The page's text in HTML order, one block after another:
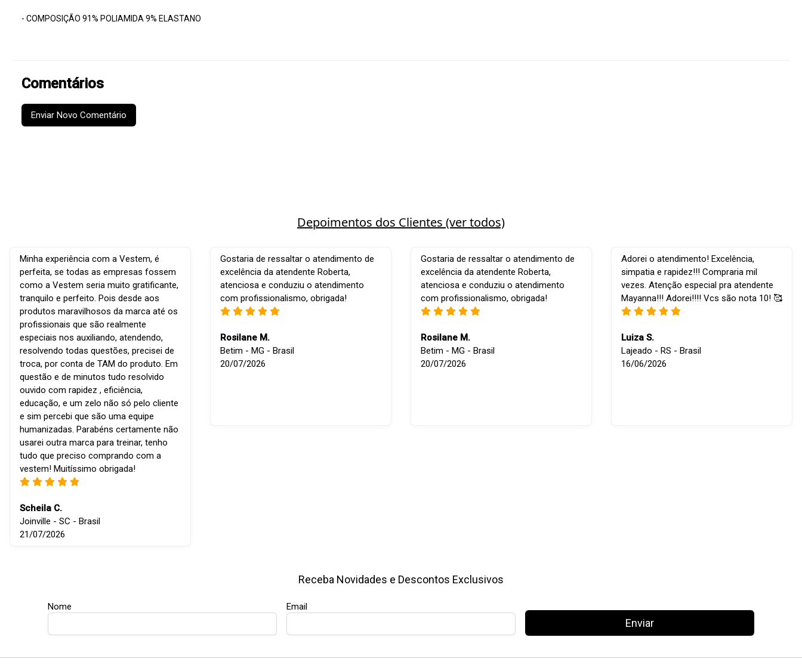
- COMPOSIÇÃO 91% POLIAMIDA 9% ELASTANO
Comentários
Enviar Novo Comentário
Depoimentos dos Clientes (ver todos)
Minha experiência com a Vestem, é
perfeita, se todas as empresas fossem
como a Vestem seria muito gratificante,
tranquilo e perfeito. Pois desde aos
produtos maravilhosos da marca até os
profissionais que são realmente
especiais nos auxiliando, atendendo,
resolvendo todas questões, precisei de
troca, por conta de TAM do produto. Em
questão e de minutos tudo resolvido
ouvido com rapidez , eficiência,
educação, e um zelo não só pelo cliente
e sim percebi que são uma equipe
humanizadas. Parabéns certamente não
usarei outra marca para treinar, tenho
tudo que preciso comprando com a
vestem! Muitíssimo obrigada!
Scheila C.
Joinville - SC - Brasil
21/07/2026
Gostaria de ressaltar o atendimento de
excelência da atendente Roberta,
atenciosa e conduziu o atendimento
com profissionalismo, obrigada!
Rosilane M.
Betim - MG - Brasil
20/07/2026
Gostaria de ressaltar o atendimento de
excelência da atendente Roberta,
atenciosa e conduziu o atendimento
com profissionalismo, obrigada!
Rosilane M.
Betim - MG - Brasil
20/07/2026
Adorei o atendimento! Excelência,
simpatia e rapidez!!! Compraria mil
vezes. Atenção especial pra atendente
Mayanna!!! Adorei!!!! Vcs são nota 10! 🥰
Luiza S.
Lajeado - RS - Brasil
16/06/2026
Receba Novidades e Descontos Exclusivos
Nome Email
Enviar